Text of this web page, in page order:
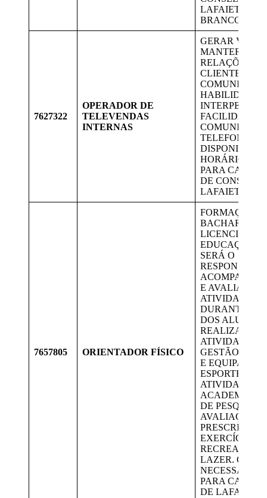
LAFAIETE E
BRANCO.
7627322
OPERADOR DE
TELEVENDAS
INTERNAS
GERAR
MANTER
RELAÇÕES
CLIENTE,
HABILIDADES
FACILIDADE
TELEFONE.
HORÁRIO.
PARA
DE
LAFAIETE.
7657805 ORIENTADOR FÍSICO
FORMAÇÃO
EDUCAÇÃO
SERÁ O
E AVALIAÇÃO
ATIVIDADES
DURANTE O
DOS ALUNOS
REALIZAR,
ATIVIDADE
GESTÃO DE
E
ESPORTE E
ATIVIDADES
ACADEMIA;
DE PESQUISA;
AVALIAÇÃO E
PRESCRIÇÃO
EXERCÍCIO
RECREAÇÃO
LAZER.
NECESSÁRIO.
PARA
DE LAFAIETE.